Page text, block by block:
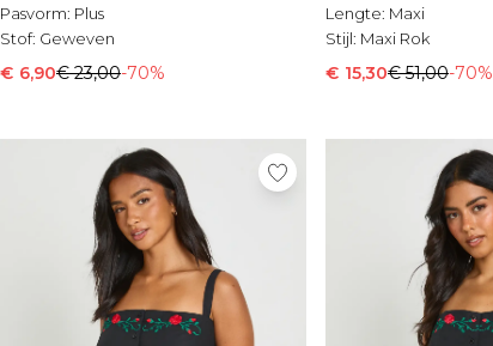
Pasvorm: Plus
Stof: Geweven
€ 6,90€ 23,00-70%
Lengte: Maxi
Stijl: Maxi Rok
€ 15,30€ 51,00-70%